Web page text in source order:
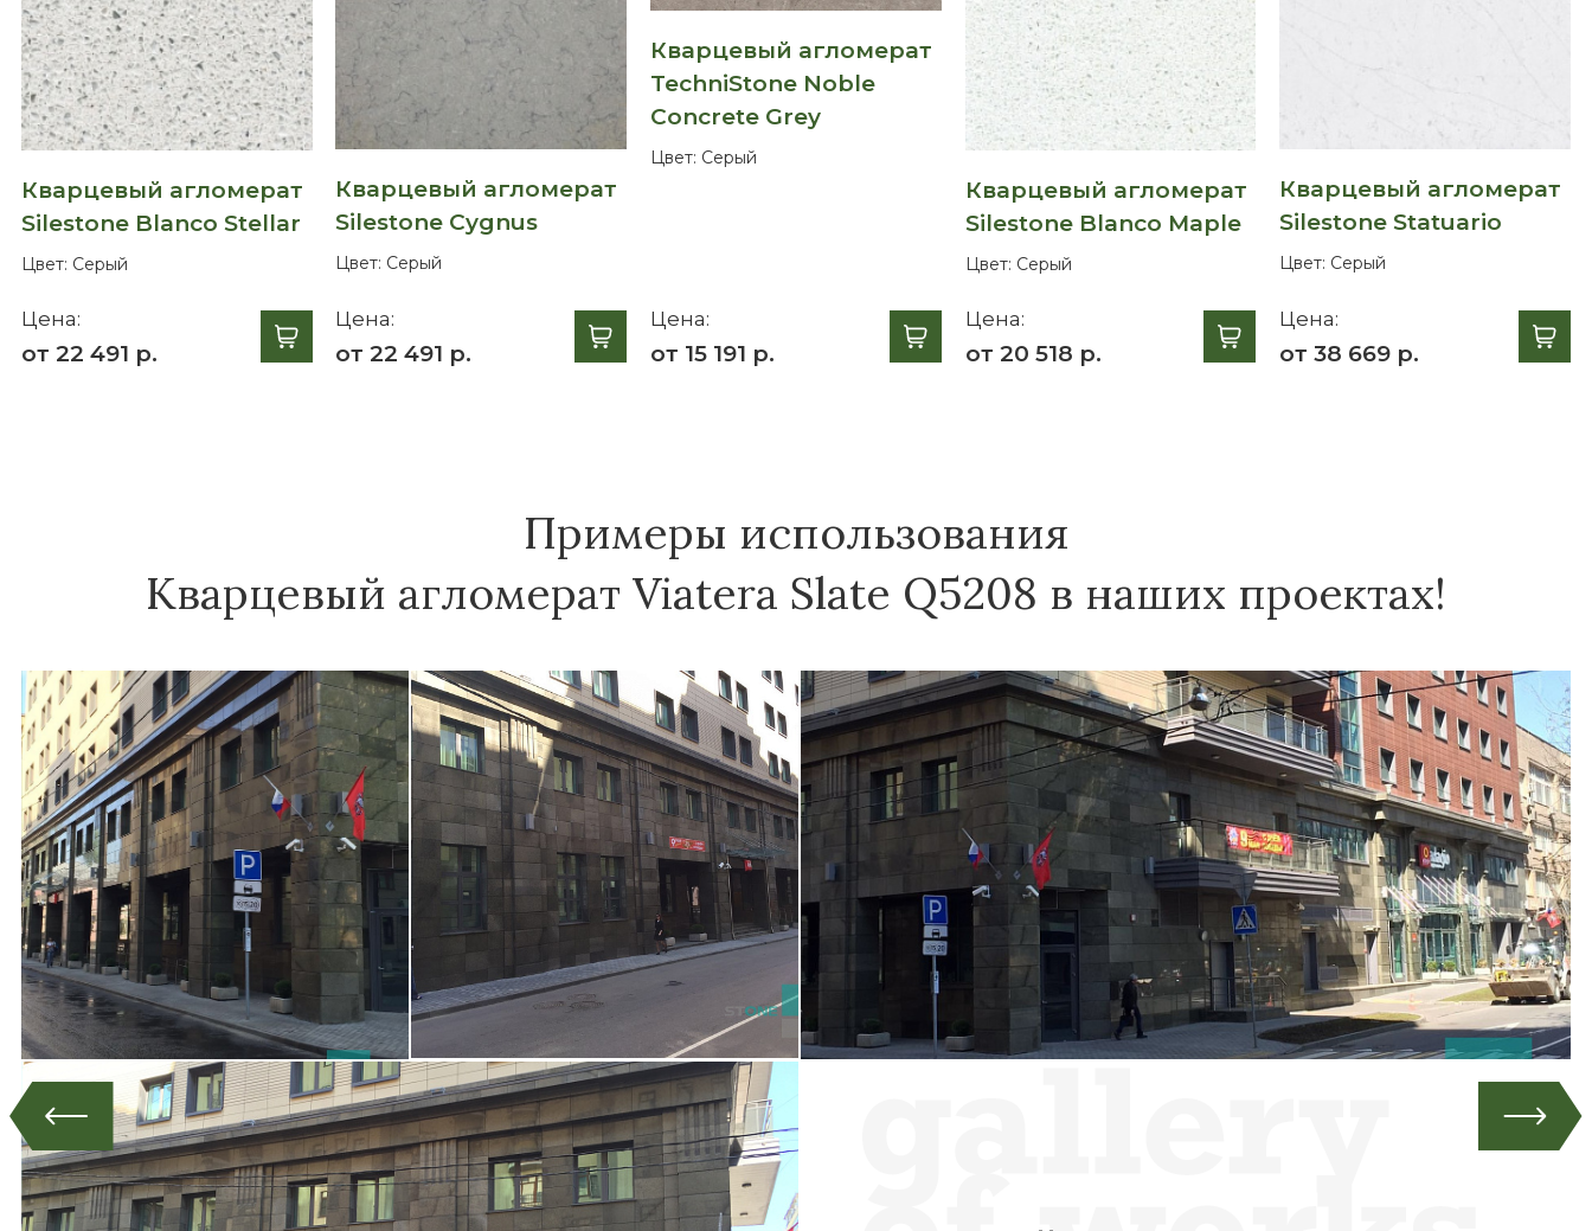
Кварцевый агломерат
Silestone Blanco Stellar
Цвет: Серый
Цена:
от 22 491 р.
Кварцевый агломерат
Silestone Cygnus
Цвет: Серый
Цена:
от 22 491 р.
Кварцевый агломерат
TechniStone Noble
Concrete Grey
Цвет: Серый
Цена:
от 15 191 р.
Кварцевый агломерат
Silestone Blanco Maple
Цвет: Серый
Цена:
от 20 518 р.
Кварцевый агломерат
Silestone Statuario
Цвет: Серый
Цена:
от 38 669 р.
Примеры использования
Кварцевый агломерат Viatera Slate Q5208 в наших проектах!